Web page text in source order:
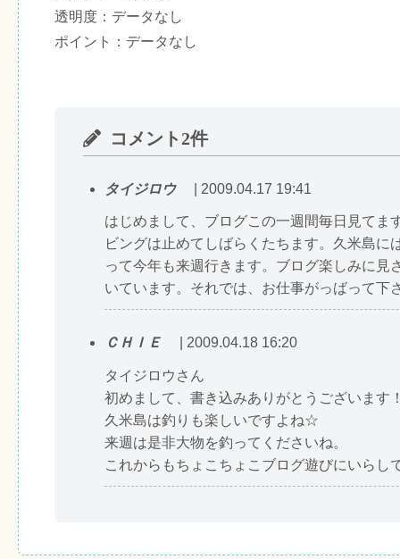
透明度：データなし
ポイント：データなし
コメント2件
タイジロウ | 2009.04.17 19:41
はじめまして、ブログこの一週間毎日見てま
ビングは止めてしばらくたちます。久米島に
って今年も来週行きます。ブログ楽しみに見
いています。それでは、お仕事がっばって下
ＣＨＩＥ | 2009.04.18 16:20
タイジロウさん
初めまして、書き込みありがとうございます
久米島は釣りも楽しいですよね☆
来週は是非大物を釣ってくださいね。
これからもちょこちょこブログ遊びにいらし